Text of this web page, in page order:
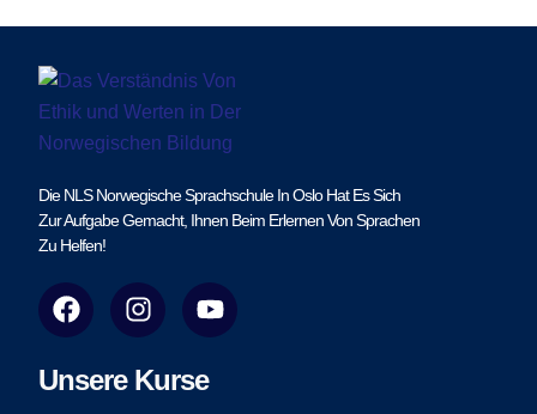
Die NLS Norwegische Sprachschule In Oslo Hat Es Sich
Zur Aufgabe Gemacht, Ihnen Beim Erlernen Von Sprachen
Zu Helfen!
F
a
e
I
n
t
Y
o
t
Unsere Kurse